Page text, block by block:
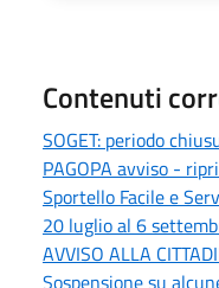
Contenuti
SOGET: periodo
PAGOPA avviso -
Sportello Facile e
20 luglio al 6
AVVISO ALLA
Sospensione su